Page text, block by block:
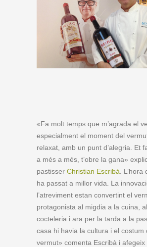
«Fa molt temps que m’agrada el
especialment el moment del
relaxat, amb un punt d’alegria. Et
a més a més, t’obre la gana»
pastisser Christian Escribà .
ha passat a millor vida. La
l’atreviment estan convertint el
protagonista al migdia a la cuina,
cocteleria i ara per la tarda a la
casa hi havia la cultura i el costum
vermut» comenta Escribà i afegeix